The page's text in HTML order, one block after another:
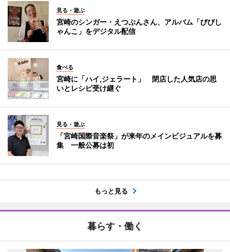
見る・遊ぶ
宮崎のシンガー・えつぷんさん、アルバム「びびし
ゃんこ」をデジタル配信
食べる
宮崎に「ハイ,ジェラート」 閉店した人気店の思
いとレシピ受け継ぐ
見る・遊ぶ
「宮崎国際音楽祭」が来年のメインビジュアルを募
集 一般公募は初
もっと見る
暮らす・働く